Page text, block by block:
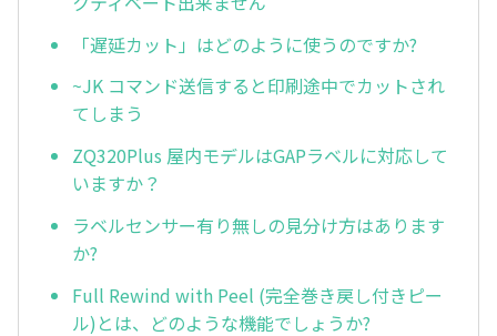
「遅延カット」はどのように使うのですか?
~JK コマンド送信すると印刷途中でカットされ
てしまう
ZQ320Plus 屋内モデルはGAPラベルに対応して
いますか？
ラベルセンサー有り無しの見分け方はあります
か?
Full Rewind with Peel (完全巻き戻し付きピー
ル)とは、どのような機能でしょうか?